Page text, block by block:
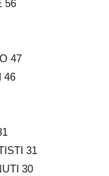
56
47
46
31
30